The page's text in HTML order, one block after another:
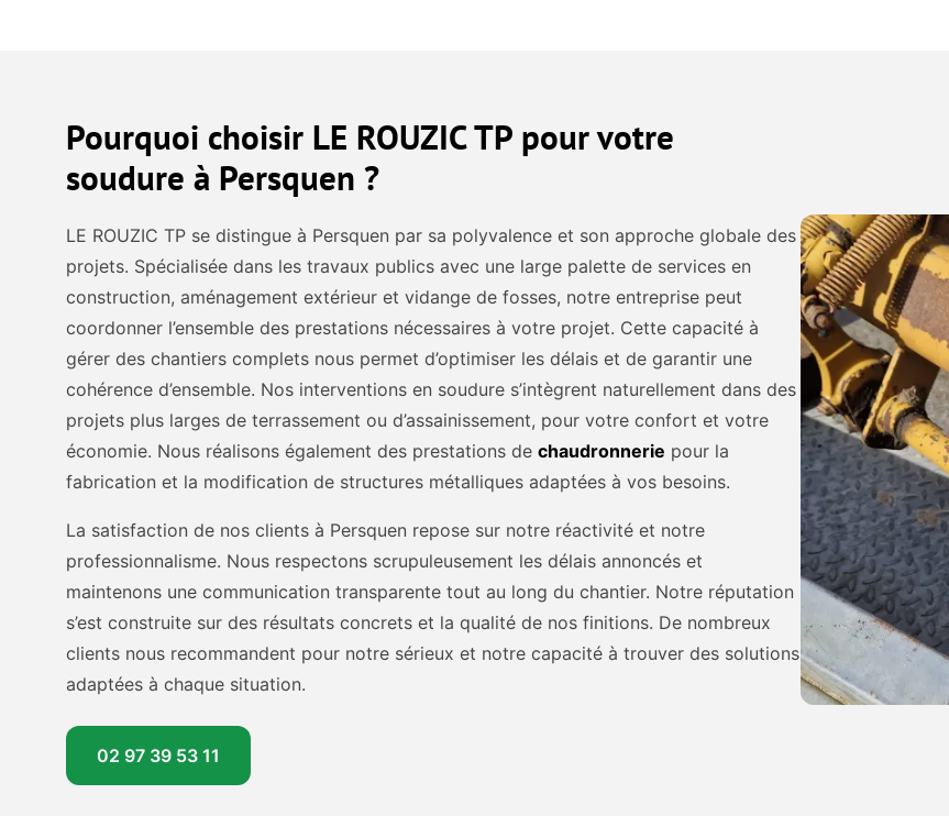
Pourquoi choisir LE ROUZIC TP pour votre
soudure à Persquen ?
LE ROUZIC TP se distingue à Persquen par sa polyvalence et son approche globale des
projets. Spécialisée dans les travaux publics avec une large palette de services en
construction, aménagement extérieur et vidange de fosses, notre entreprise peut
coordonner l’ensemble des prestations nécessaires à votre projet. Cette capacité à
gérer des chantiers complets nous permet d’optimiser les délais et de garantir une
cohérence d’ensemble. Nos interventions en soudure s’intègrent naturellement dans des
projets plus larges de terrassement ou d’assainissement, pour votre confort et votre
économie. Nous réalisons également des prestations de chaudronnerie pour la
fabrication et la modification de structures métalliques adaptées à vos besoins.
La satisfaction de nos clients à Persquen repose sur notre réactivité et notre
professionnalisme. Nous respectons scrupuleusement les délais annoncés et
maintenons une communication transparente tout au long du chantier. Notre réputation
s’est construite sur des résultats concrets et la qualité de nos finitions. De nombreux
clients nous recommandent pour notre sérieux et notre capacité à trouver des solutions
adaptées à chaque situation.
02 97 39 53 11